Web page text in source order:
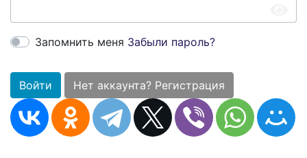
Запомнить меня Забыли пароль?
Войти Нет аккаунта? Регистрация